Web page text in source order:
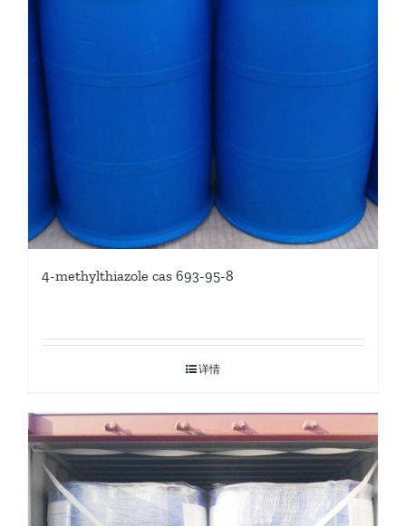
4-methylthiazole cas 693-95-8
详情